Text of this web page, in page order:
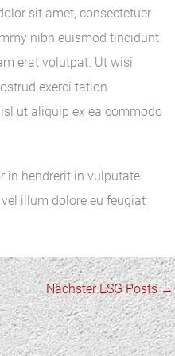
sit amet, consectetuer
nibh euismod tincidunt
erat volutpat. Ut wisi
exerci tation
ut aliquip ex ea commodo
in hendrerit in vulputate
illum dolore eu feugiat
Nächster ESG Posts→